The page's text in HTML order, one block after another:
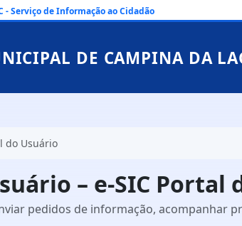
- Serviço de Informação ao Cidadão
DE CAMPINA DA
do Usuário
– e-SIC Portal
pedidos de informação, acompanhar